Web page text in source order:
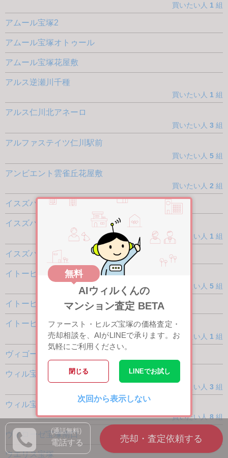
(通話無料)
電話する
買いたい人 1 組
アムール宝塚2
アムール宝塚オトゥール
アムール宝塚花屋敷
アルス逆瀬川千種
買いたい人 1 組
アルス仁川北アネーロ
買いたい人 3 組
アルファステイツ仁川駅前
買いたい人 5 組
アンビエント雲雀丘花屋敷
買いたい人 2 組
イスズハイツベル仁川
イスズハイツベル仁川2
買いたい人 1 組
イスズハイツ・ベル山本丸橋
イトーピア逆瀬川
買いたい人 5 組
イトーピア逆瀬川ガーデンフラッツ
イトーピア宝塚リバーサイドヒルズ
買いたい人 1 組
ヴィゴーラス宝塚売布
ウィル宝塚旭町リヴェール
買いたい人 3 組
ウィル宝塚リヴェール
買いたい人8組
ヴィローゼ宝塚南口
ウエリス宝塚
無料
AIウィルくんの
マンション査定 BETA
ファースト・ヒルズ宝塚の価格査定・
売却相談を、AIがLINEで承ります。お
気軽にご利用ください。
閉じる LINEでお試し
次回から表示しない